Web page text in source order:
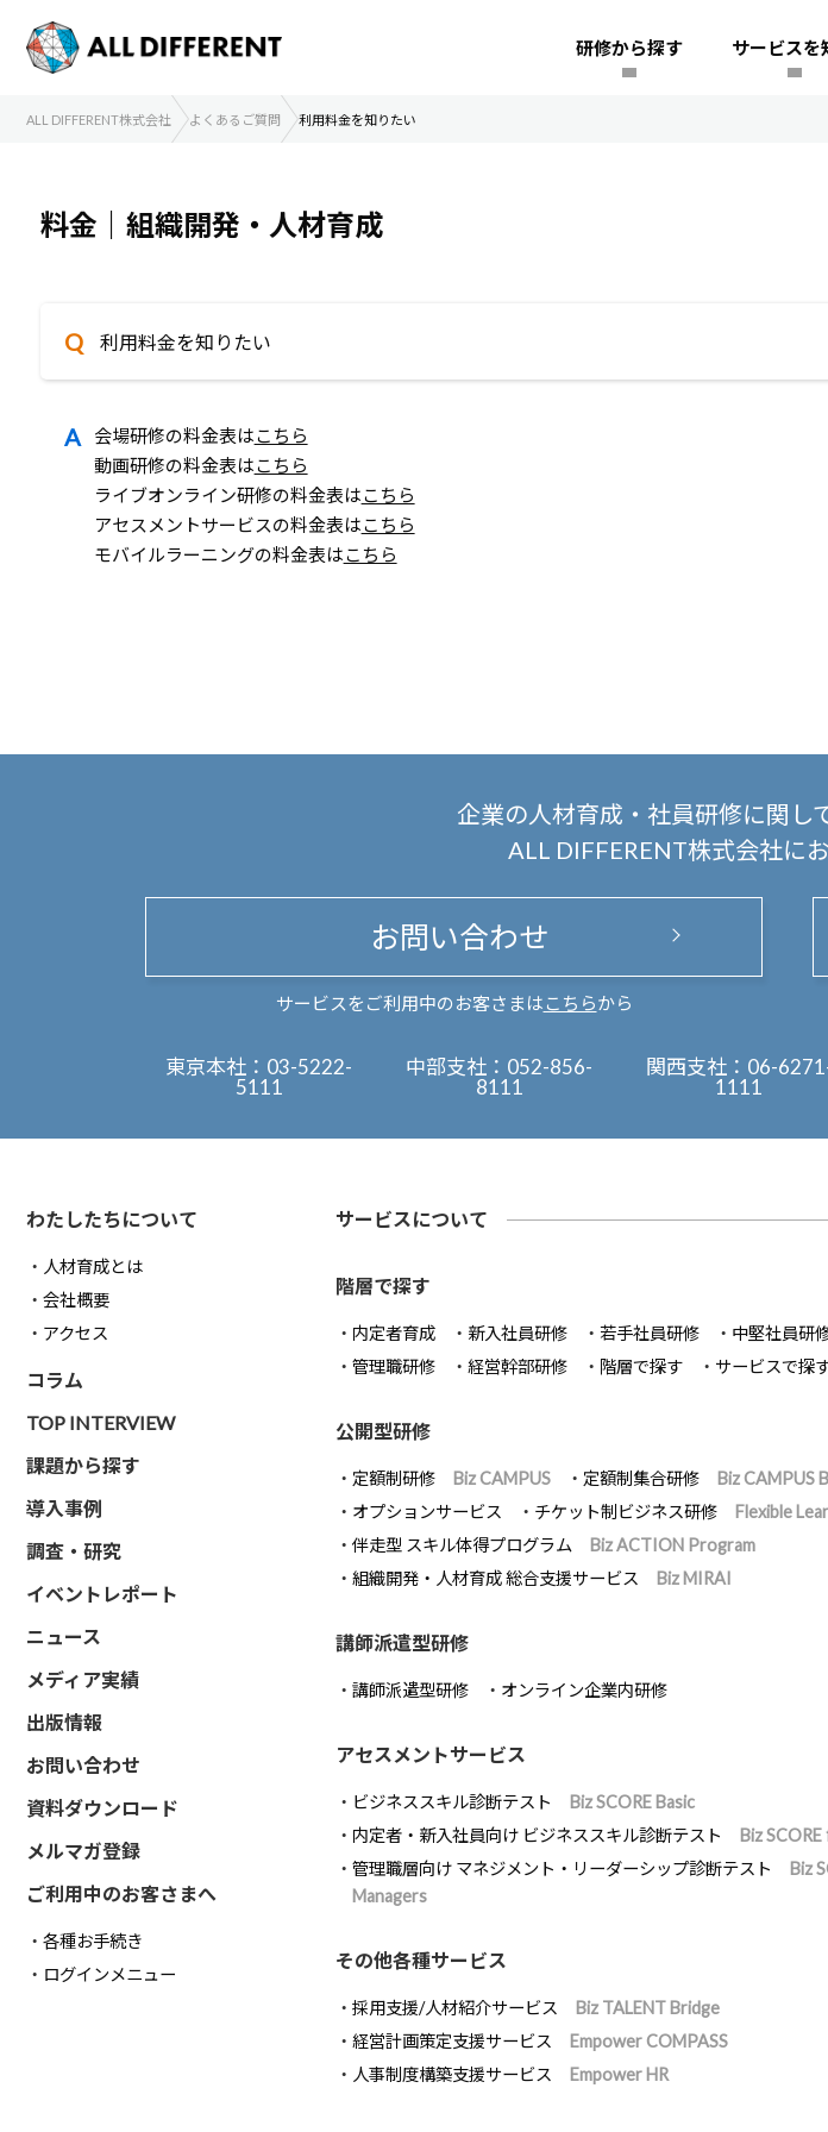
研修から探す サービスを
ALL DIFFERENT株式会社 よくあるご質問 利用料金を知りたい
料金｜組織開発・人材育成
利用料金を知りたい
会場研修の料金表はこちら
動画研修の料金表はこちら
ライブオンライン研修の料金表はこちら
アセスメントサービスの料金表はこちら
モバイルラーニングの料金表はこちら
企業の人材育成・社員研修に関して
ALL DIFFERENT株式会社に
お問い合わせ
サービスをご利用中のお客さまは こちらから
東京本社： 03-5222-
5111
中部支社： 052-856-
8111
関西支社： 06-
1111
わたしたちについて
人材育成とは
会社概要
アクセス
コラム
TOP INTERVIEW
課題から探す
導入事例
調査・研究
イベントレポート
ニュース
メディア実績
出版情報
お問い合わせ
資料ダウンロード
メルマガ登録
ご利用中のお客さまへ
各種お手続き
ログインメニュー
サービスについて
階層で探す
内定者育成 新入社員研修 若手社員研修
中堅社員研
管理職研修
経営幹部研修 階層で探す サービスで探
公開型研修
定額制研修 Biz CAMPUS 定額制集合研修
Biz CAMPUS
オプションサービス
チケット制ビジネス研修
Flexible
伴走型 スキル体得プログラム
Biz ACTION Program
組織開発・人材育成 総合支援サービス
Biz MIRAI
講師派遣型研修
講師派遣型研修 オンライン企業内研修
アセスメントサービス
ビジネススキル診断テスト
Biz SCORE Basic
内定者・新入社員向け ビジネススキル診断テスト
Biz
管理職層向け マネジメント・リーダーシップ診断テスト
Biz
Managers
その他各種サービス
採用支援/人材紹介サービス
Biz TALENT Bridge
経営計画策定支援サービス
Empower COMPASS
人事制度構築支援サービス
Empower HR